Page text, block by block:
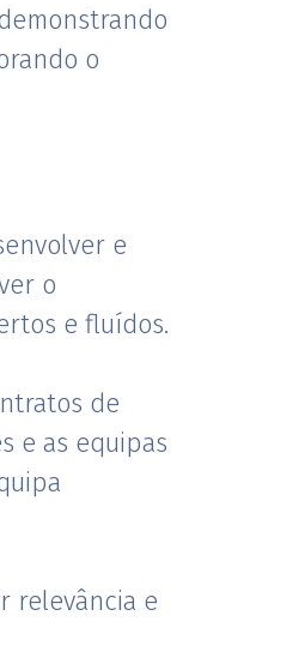
o
e
o
e fluídos.
de
e as equipas
relevância e